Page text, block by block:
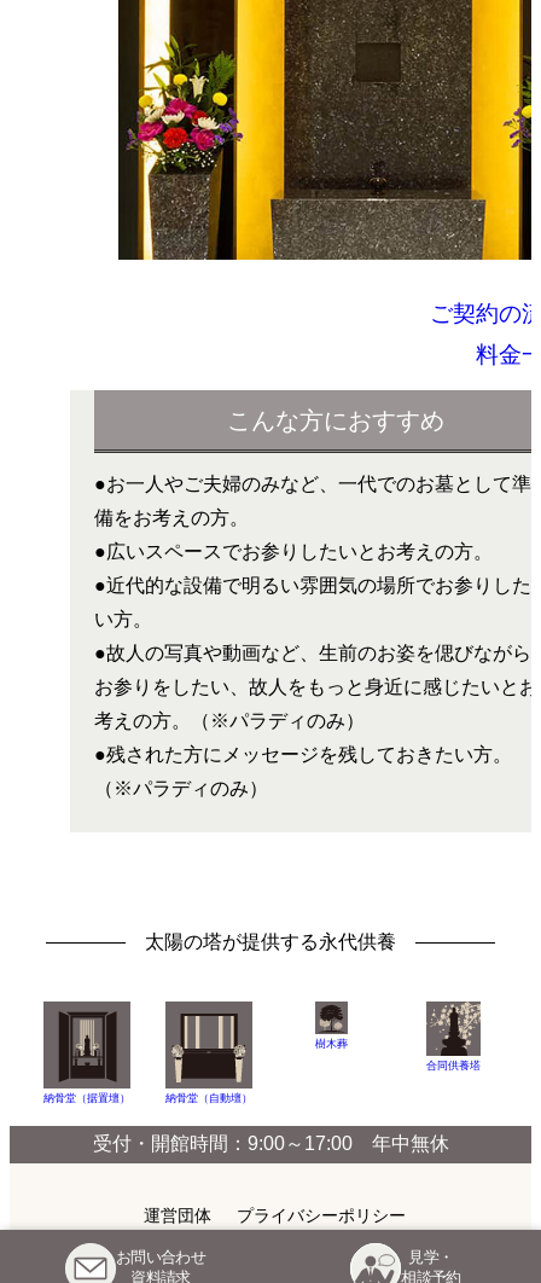
お問い合わせ
資料請求
見学・
相談予約
ご契約の
料金
こんな方におすすめ
●お一人やご夫婦のみなど、一代でのお墓として準
備をお考えの方。
●広いスペースでお参りしたいとお考えの方。
●近代的な設備で明るい雰囲気の場所でお参りした
い方。
●故人の写真や動画など、生前のお姿を偲びながら
お参りをしたい、故人をもっと身近に感じたいとお
考えの方。（※パラディのみ）
●残された方にメッセージを残しておきたい方。
（※パラディのみ）
太陽の塔が提供する永代供養
納骨堂（据置壇） 納骨堂（自動壇）
樹木葬
合同供養塔
受付・開館時間：9:00～17:00 年中無休
運営団体 プライバシーポリシー
Copyright © TAIYOUNOKAI All Rights Reserved.